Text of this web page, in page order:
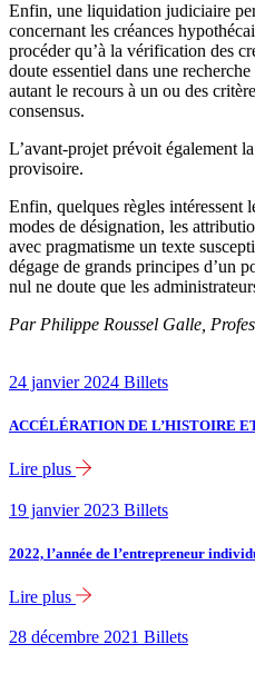
Enfin, une liquidation judiciaire
concernant les créances
procéder qu’à la vérification des
doute essentiel dans une
autant le recours à un ou des
consensus.
L’avant-projet prévoit également
provisoire.
Enfin, quelques règles intéressent
modes de désignation, les
avec pragmatisme un texte
dégage de grands principes d’un
nul ne doute que les
Par Philippe Roussel Galle,
24 janvier 2024 Billets
ACCÉLÉRATION DE L’HISTOIRE
Lire plus
19 janvier 2023 Billets
2022, l’année de l’entrepreneur
Lire plus
28 décembre 2021 Billets